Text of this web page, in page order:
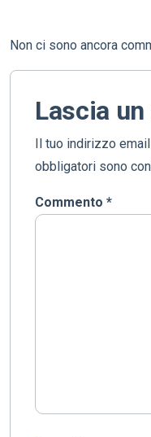
Non ci sono ancora
Lascia
Il tuo indirizzo
obbligatori sono
Commento *